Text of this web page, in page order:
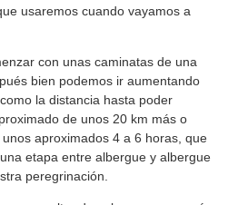
usaremos cuando vayamos a
con unas caminatas de una
bien podemos ir aumentando
la distancia hasta poder
de unos 20 km más o
aproximados 4 a 6 horas, que
etapa entre albergue y albergue
peregrinación.